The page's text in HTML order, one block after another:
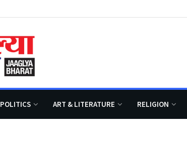
POLITICS ART & LITERATURE RELIGION